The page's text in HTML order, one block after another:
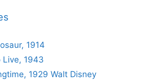
1914
Live, 1943
1929 Walt Disney